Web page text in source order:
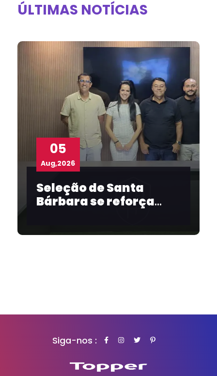
ÚLTIMAS NOTÍCIAS
05
Aug,2026
Seleção de Santa
Bárbara se reforça
Siga-nos :